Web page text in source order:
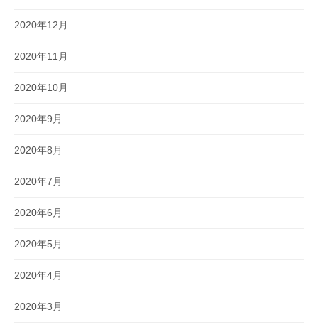
2020年12月
2020年11月
2020年10月
2020年9月
2020年8月
2020年7月
2020年6月
2020年5月
2020年4月
2020年3月